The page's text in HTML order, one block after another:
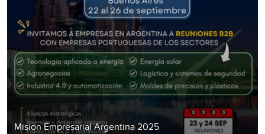
Mision Empresarial Argentina 2025